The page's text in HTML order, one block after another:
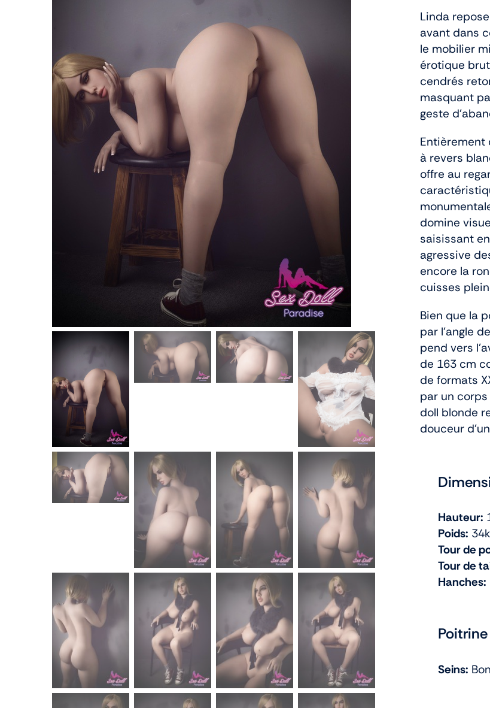
Linda
avant dans
le mobilier
érotique
cendrés
masquant
geste
Entièrement
à revers
offre au
domine
saisissant
agressive
encore la
cuisses
Bien que la
par l’angle
pend vers
de 163 cm
de formats
par un corps
doll blonde
douceur
Hauteur:
Poids:
Tour de
Tour de
Hanches:
Poitrine
Seins: